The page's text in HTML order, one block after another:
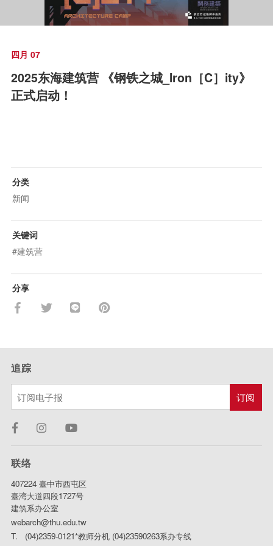
四月 07
2025东海建筑营 《钢铁之城_Iron［C］ity》
正式启动！
分类
新闻
关键词
#建筑营
分享
追踪
联络
407224 臺中市西屯区
臺湾大道四段1727号
建筑系办公室
webarch@thu.edu.tw
T. (04)2359-0121*教师分机 (04)23590263系办专线